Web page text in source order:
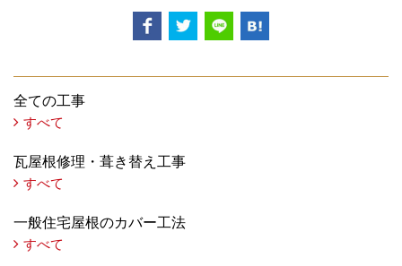
全ての工事
すべて
瓦屋根修理・葺き替え工事
すべて
一般住宅屋根のカバー工法
すべて